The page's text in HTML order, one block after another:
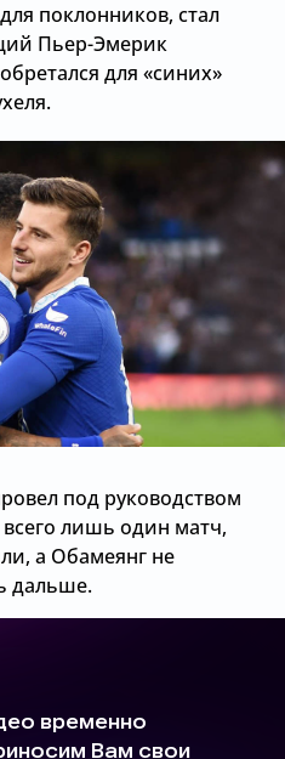
поклонников, стал
Пьер-Эмерик
для «синих»
под руководством
лишь один матч,
а Обамеянг не
дальше.